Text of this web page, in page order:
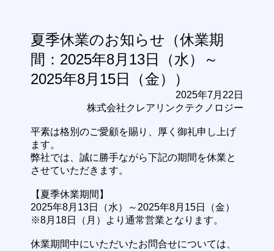
夏季休業のお知らせ（休業期
間：2025年8月13日（水）～
2025年8月15日（金））
2025年7月22日
株式会社クレアリンクテクノロジー
平素は格別のご愛顧を賜り、厚く御礼申し上げ
ます。
弊社では、誠に勝手ながら下記の期間を休業と
させていただきます。
【夏季休業期間】
2025年8月13日（水）～2025年8月15日（金）
※8月18日（月）より通常営業となります。
休業期間中にいただいたお問合せについては、